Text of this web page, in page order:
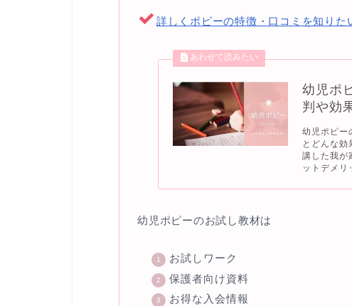
詳しくポピーの特徴・口コミを知りた
幼児ポ
判や効
幼児ポピー
とどんな効
講した我が
ットデメリ
幼児ポピーのお試し教材は
お試しワーク
保護者向け資料
お得な入会情報